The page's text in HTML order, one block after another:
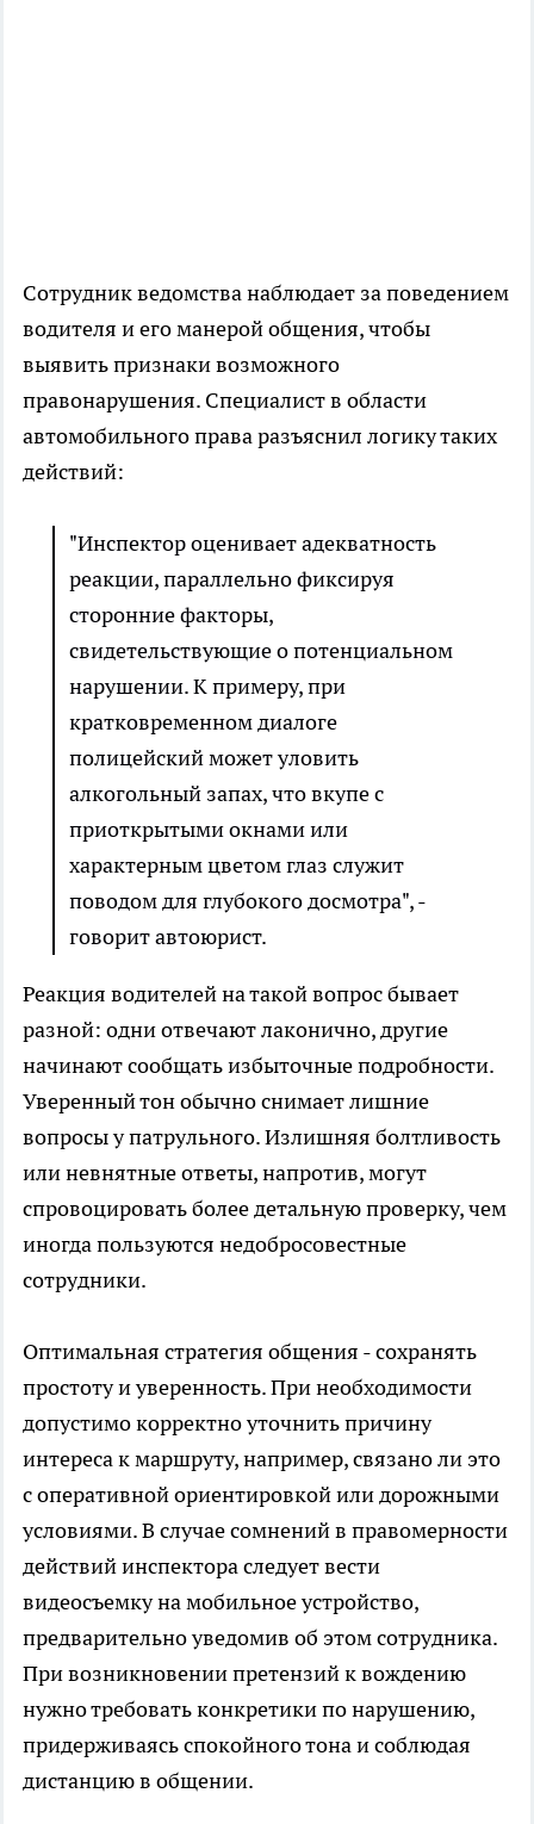
Сотрудник ведомства наблюдает за поведением
водителя и его манерой общения, чтобы
выявить признаки возможного
правонарушения. Специалист в области
автомобильного права разъяснил логику таких
действий:
"Инспектор оценивает адекватность
реакции, параллельно фиксируя
сторонние факторы,
свидетельствующие о потенциальном
нарушении. К примеру, при
кратковременном диалоге
полицейский может уловить
алкогольный запах, что вкупе с
приоткрытыми окнами или
характерным цветом глаз служит
поводом для глубокого досмотра", -
говорит автоюрист.
Реакция водителей на такой вопрос бывает
разной: одни отвечают лаконично, другие
начинают сообщать избыточные подробности.
Уверенный тон обычно снимает лишние
вопросы у патрульного. Излишняя болтливость
или невнятные ответы, напротив, могут
спровоцировать более детальную проверку, чем
иногда пользуются недобросовестные
сотрудники.
Оптимальная стратегия общения - сохранять
простоту и уверенность. При необходимости
допустимо корректно уточнить причину
интереса к маршруту, например, связано ли это
с оперативной ориентировкой или дорожными
условиями. В случае сомнений в правомерности
действий инспектора следует вести
видеосъемку на мобильное устройство,
предварительно уведомив об этом сотрудника.
При возникновении претензий к вождению
нужно требовать конкретики по нарушению,
придерживаясь спокойного тона и соблюдая
дистанцию в общении.